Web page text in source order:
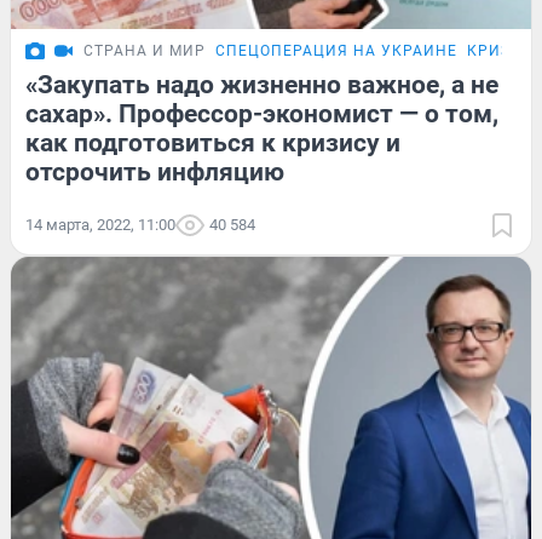
СТРАНА И МИР СПЕЦОПЕРАЦИЯ НА УКРАИНЕ КРИЗИС-
«Закупать надо жизненно важное, а не
сахар». Профессор-экономист — о том,
как подготовиться к кризису и
отсрочить инфляцию
14 марта, 2022, 11:00 40 584